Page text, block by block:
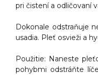
pri čistení a odličovaní
Dokonale odstraňuje
usadia. Pleť osvieži a
Použitie: Naneste
pohybmi odstráňte